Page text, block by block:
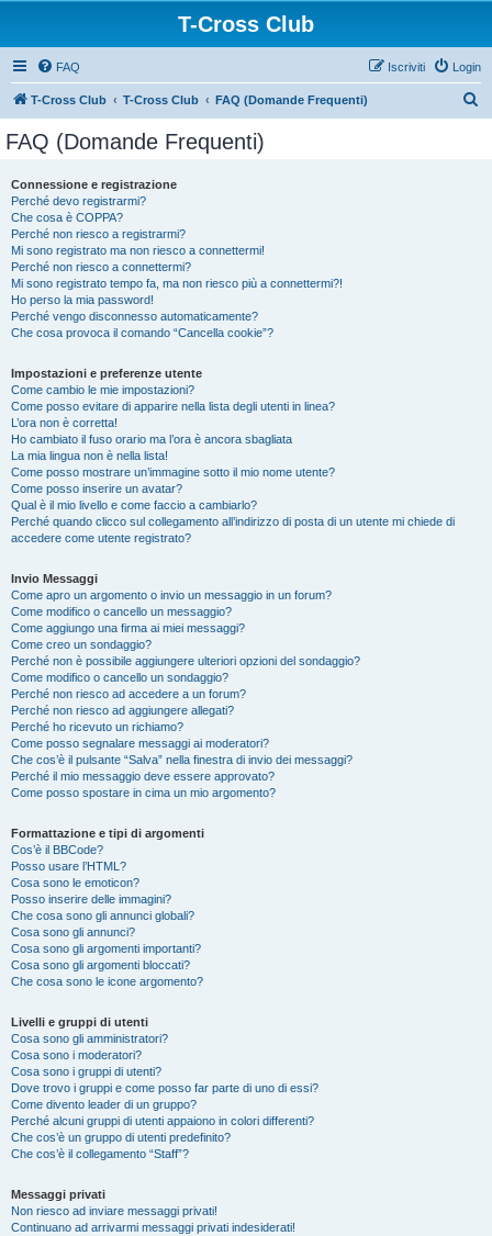
T-Cross Club
FAQ Login
Iscriviti
T-Cross Club T-Cross Club FAQ (Domande Frequenti)
FAQ (Domande Frequenti)
Connessione e registrazione
Perché devo registrarmi?
Che cosa è COPPA?
Perché non riesco a registrarmi?
Mi sono registrato ma non riesco a connettermi!
Perché non riesco a connettermi?
Mi sono registrato tempo fa, ma non riesco più a connettermi?!
Ho perso la mia password!
Perché vengo disconnesso automaticamente?
Che cosa provoca il comando “Cancella cookie”?
Impostazioni e preferenze utente
Come cambio le mie impostazioni?
Come posso evitare di apparire nella lista degli utenti in linea?
L’ora non è corretta!
Ho cambiato il fuso orario ma l’ora è ancora sbagliata
La mia lingua non è nella lista!
Come posso mostrare un’immagine sotto il mio nome utente?
Come posso inserire un avatar?
Qual è il mio livello e come faccio a cambiarlo?
Perché quando clicco sul collegamento all’indirizzo di posta di un utente mi chiede di
accedere come utente registrato?
Invio Messaggi
Come apro un argomento o invio un messaggio in un forum?
Come modifico o cancello un messaggio?
Come aggiungo una firma ai miei messaggi?
Come creo un sondaggio?
Perché non è possibile aggiungere ulteriori opzioni del sondaggio?
Come modifico o cancello un sondaggio?
Perché non riesco ad accedere a un forum?
Perché non riesco ad aggiungere allegati?
Perché ho ricevuto un richiamo?
Come posso segnalare messaggi ai moderatori?
Che cos’è il pulsante “Salva” nella finestra di invio dei messaggi?
Perché il mio messaggio deve essere approvato?
Come posso spostare in cima un mio argomento?
Formattazione e tipi di argomenti
Cos’è il BBCode?
Posso usare l’HTML?
Cosa sono le emoticon?
Posso inserire delle immagini?
Che cosa sono gli annunci globali?
Cosa sono gli annunci?
Cosa sono gli argomenti importanti?
Cosa sono gli argomenti bloccati?
Che cosa sono le icone argomento?
Livelli e gruppi di utenti
Cosa sono gli amministratori?
Cosa sono i moderatori?
Cosa sono i gruppi di utenti?
Dove trovo i gruppi e come posso far parte di uno di essi?
Come divento leader di un gruppo?
Perché alcuni gruppi di utenti appaiono in colori differenti?
Che cos’è un gruppo di utenti predefinito?
Che cos’è il collegamento “Staff”?
Messaggi privati
Non riesco ad inviare messaggi privati!
Continuano ad arrivarmi messaggi privati indesiderati!